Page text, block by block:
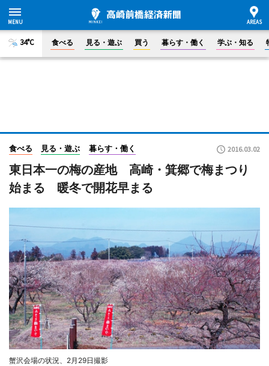
34°C 食べる 見る・遊ぶ 買う 暮らす・働く 学ぶ・知る
食べる 見る・遊ぶ 暮らす・働く 2016.03.02
東日本一の梅の産地 高崎・箕郷で梅まつり
始まる 暖冬で開花早まる
蟹沢会場の状況、2月29日撮影